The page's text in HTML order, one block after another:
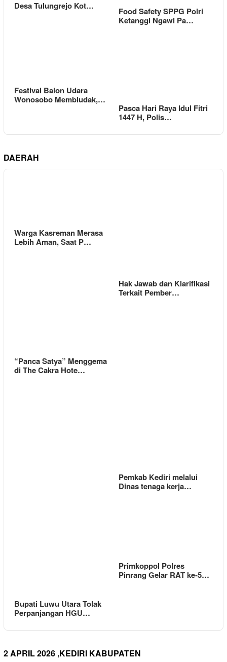
Desa Tulungrejo Kot…
Food Safety SPPG Polri
Ketanggi Ngawi Pa…
Festival Balon Udara
Wonosobo Membludak,…
Pasca Hari Raya Idul Fitri
1447 H, Polis…
DAERAH
Warga Kasreman Merasa
Lebih Aman, Saat P…
Hak Jawab dan Klarifikasi
Terkait Pember…
“Panca Satya” Menggema
di The Cakra Hote…
Pemkab Kediri melalui
Dinas tenaga kerja…
Bupati Luwu Utara Tolak
Perpanjangan HGU…
Primkoppol Polres
Pinrang Gelar RAT ke-5…
2 APRIL 2026 ,KEDIRI KABUPATEN